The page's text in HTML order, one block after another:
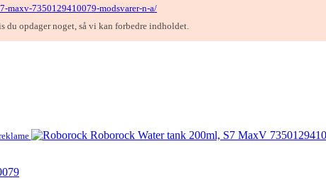
maxv-7350129410079-modsvarer-n-a/
du opdager noget, så vi kan forbedre indholdet.